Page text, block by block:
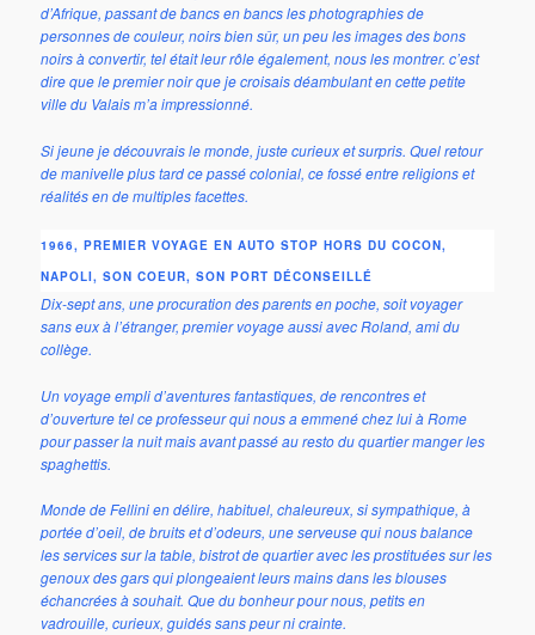
d’Afrique, passant de bancs en bancs les photographies de
personnes de couleur, noirs bien sûr, un peu les images des bons
noirs à convertir, tel était leur rôle également, nous les montrer. c’est
dire que le premier noir que je croisais déambulant en cette petite
ville du Valais m’a impressionné.
Si jeune je découvrais le monde, juste curieux et surpris. Quel retour
de manivelle plus tard ce passé colonial, ce fossé entre religions et
réalités en de multiples facettes.
1966, PREMIER VOYAGE EN AUTO STOP HORS DU COCON,
NAPOLI, SON COEUR, SON PORT DÉCONSEILLÉ
Dix-sept ans, une procuration des parents en poche, soit voyager
sans eux à l’étranger, premier voyage aussi avec Roland, ami du
collège.
Un voyage empli d’aventures fantastiques, de rencontres et
d’ouverture tel ce professeur qui nous a emmené chez lui à Rome
pour passer la nuit mais avant passé au resto du quartier manger les
spaghettis.
Monde de Fellini en délire, habituel, chaleureux, si sympathique, à
portée d’oeil, de bruits et d’odeurs, une serveuse qui nous balance
les services sur la table, bistrot de quartier avec les prostituées sur les
genoux des gars qui plongeaient leurs mains dans les blouses
échancrées à souhait. Que du bonheur pour nous, petits en
vadrouille, curieux, guidés sans peurni crainte.